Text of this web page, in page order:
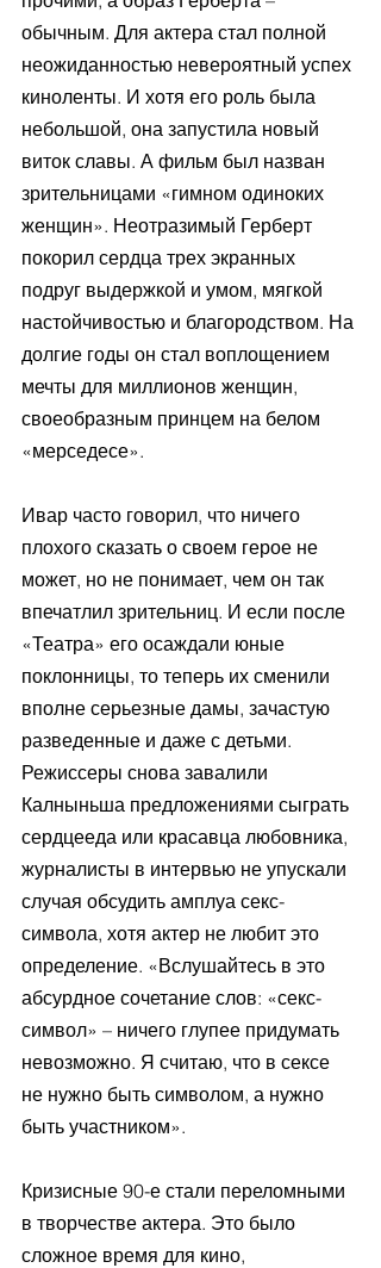
обычным. Для актера стал полной
неожиданностью невероятный успех
киноленты. И хотя его роль была
небольшой, она запустила новый
виток славы. А фильм был назван
зрительницами «гимном одиноких
женщин». Неотразимый Герберт
покорил сердца трех экранных
подруг выдержкой и умом, мягкой
настойчивостью и благородством. На
долгие годы он стал воплощением
мечты для миллионов женщин,
своеобразным принцем на белом
«мерседесе».
Ивар часто говорил, что ничего
плохого сказать о своем герое не
может, но не понимает, чем он так
впечатлил зрительниц. И если после
«Театра» его осаждали юные
поклонницы, то теперь их сменили
вполне серьезные дамы, зачастую
разведенные и даже с детьми.
Режиссеры снова завалили
Калныньша предложениями сыграть
сердцееда или красавца любовника,
журналисты в интервью не упускали
случая обсудить амплуа секс-
символа, хотя актер не любит это
определение. «Вслушайтесь в это
абсурдное сочетание слов: «секс-
символ» – ничего глупее придумать
невозможно. Я считаю, что в сексе
не нужно быть символом, а нужно
быть участником».
Кризисные 90-е стали переломными
в творчестве актера. Это было
сложное время для кино,